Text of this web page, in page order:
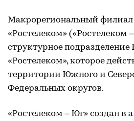
Макрорегиональный
«Ростелеком» («Ростелеком
структурное
«Ростелеком», которое
территории Южного и
Федеральных округов.
«Ростелеком – Юг» создан в